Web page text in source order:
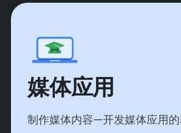
媒体应用
制作媒体内容—开发媒体应用的